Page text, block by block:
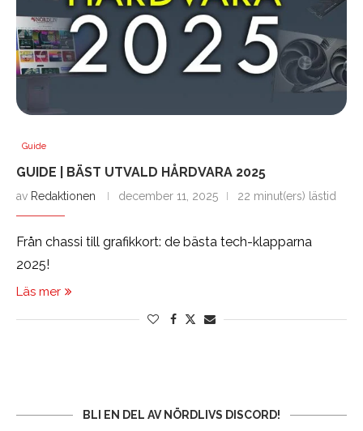
Guide
GUIDE | BÄST UTVALD HÅRDVARA 2025
av Redaktionen december 11, 2025 22 minut(ers) lästid
Från chassi till grafikkort: de bästa tech-klapparna
2025!
Läs mer
BLI EN DEL AV NÖRDLIVS DISCORD!